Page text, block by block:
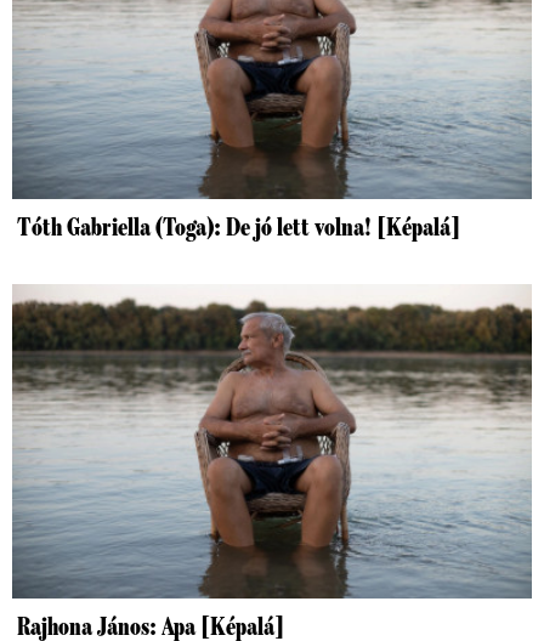
Tóth Gabriella (Toga): De jó lett volna! [Képalá]
Rajhona János: Apa [Képalá]